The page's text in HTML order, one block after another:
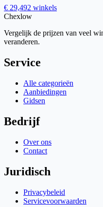
€ 29,492 winkels
Chexlow
Vergelijk de prijzen van veel
veranderen.
Service
Alle categorieën
Aanbiedingen
Gidsen
Bedrijf
Over ons
Contact
Juridisch
Privacybeleid
Servicevoorwaarden